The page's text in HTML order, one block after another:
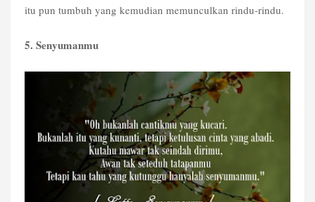
itu pun tumbuh yang kemudian memunculkan rindu-rindu.
5. Senyumanmu